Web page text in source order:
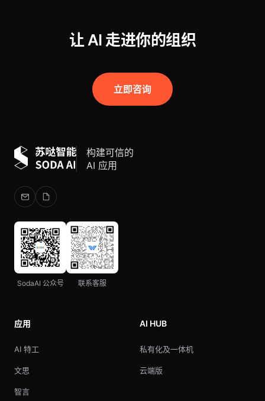
让 AI 走进你的组织
立即咨询
构建可信的
AI 应用
SodaAI 公众号 联系客服
应用
AI 特工
文思
智言
AI HUB
私有化及一体机
云端版